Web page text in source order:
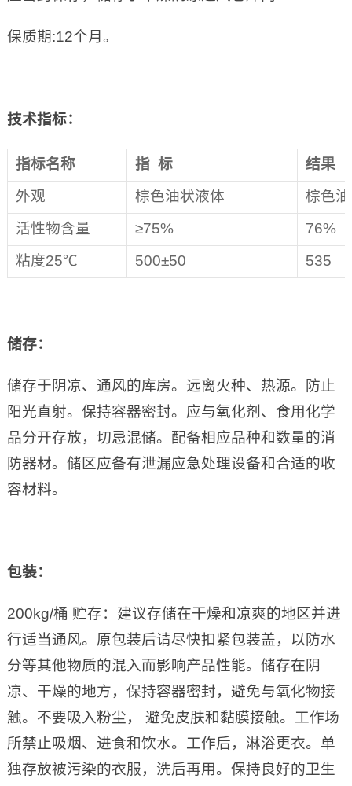
保质期:12个月。
技术指标：
指标名称 指 标
结果
外观
棕色油状液体
棕色
活性物含量
≥75%
76%
粘度25℃
500±50 535
储存：
储存于阴凉、通风的库房。远离火种、热源。防止
阳光直射。保持容器密封。应与氧化剂、食用化学
品分开存放，切忌混储。配备相应品种和数量的消
防器材。储区应备有泄漏应急处理设备和合适的收
容材料。
包装：
200kg/桶 贮存：建议存储在干燥和凉爽的地区并进
行适当通风。原包装后请尽快扣紧包装盖，以防水
分等其他物质的混入而影响产品性能。储存在阴
凉、干燥的地方，保持容器密封，避免与氧化物接
触。不要吸入粉尘， 避免皮肤和黏膜接触。工作场
所禁止吸烟、进食和饮水。工作后，淋浴更衣。单
独存放被污染的衣服，洗后再用。保持良好的卫生